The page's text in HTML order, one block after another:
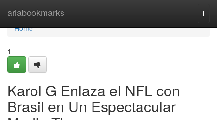
ariabookmarks
Home
Home
1
Karol G Enlaza el NFL con
Brasil en Un Espectacular